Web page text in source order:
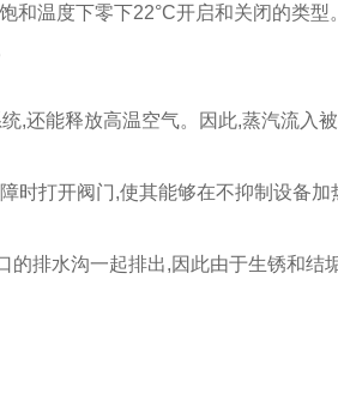
和温度下零下22°C开启和关闭的类型。
,还能释放高温空气。因此,蒸汽流入
时打开阀门,使其能够在不抑制设备加
排水沟一起排出,因此由于生锈和结